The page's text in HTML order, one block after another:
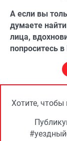
А если вы
думаете
лица,
попроситесь
Хотите,